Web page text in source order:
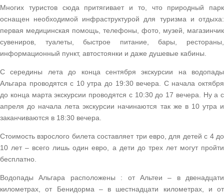
Многих туристов сюда притягивает и то, что природный парк
оснащен необходимой инфраструктурой для туризма и отдыха:
первая медицинская помощь, телефоны, фото, музей, магазинчик
сувениров, туалеты, быстрое питание, бары, рестораны,
информационный пункт, автостоянки и даже душевые кабины.
С середины лета до конца сентября экскурсии на водопады
Альгара проводятся с 10 утра до 19:30 вечера. С начала октября
до конца марта экскурсии проводятся с 10:30 до 17 вечера. Ну а с
апреля до начала лета экскурсии начинаются так же в 10 утра и
заканчиваются в 18:30 вечера.
Стоимость взрослого билета составляет три евро, для детей с 4 до
10 лет – всего лишь один евро, а дети до трех лет могут пройти
бесплатно.
Водопады Альгара расположены : от Альтеи – в двенадцати
километрах, от Бенидорма – в шестнадцати километрах, и от